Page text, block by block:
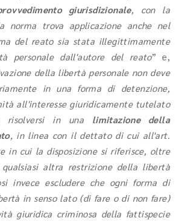
giurisdizionale, con la
norma trova applicazione anche nel
del reato sia stata illegittimamente
personale dall'autore del reato” e,
della libertà personale non deve
in una forma di detenzione,
all'interesse giuridicamente tutelato
risolversi in una limitazione della
, in linea con il dettato di cui all'art.
in cui la disposizione si riferisce, oltre
altra restrizione della libertà
invece escludere che ogni forma di
in senso lato (di fare o di non fare)
giuridica criminosa della fattispecie